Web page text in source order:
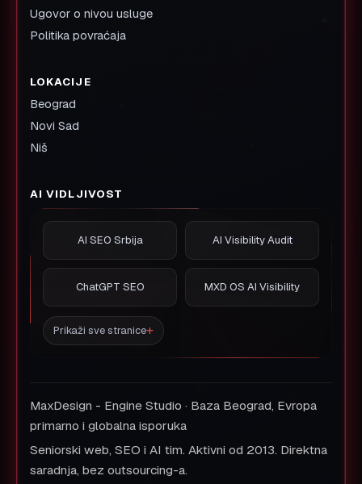
Ugovor o nivou usluge
Politika povraćaja
LOKACIJE
Beograd
Novi Sad
Niš
AI VIDLJIVOST
AI SEO Srbija AI Visibility Audit
ChatGPT SEO MXD OS AI Visibility
Prikaži sve stranice
MaxDesign - Engine Studio · Baza Beograd, Evropa
primarno i globalna isporuka
Seniorski web, SEO i AI tim. Aktivni od 2013. Direktna
saradnja, bez outsourcing-a.